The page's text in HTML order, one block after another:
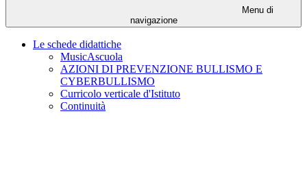
Menu di
navigazione
Le schede didattiche
MusicAscuola
AZIONI DI PREVENZIONE BULLISMO E
CYBERBULLISMO
Curricolo verticale d'Istituto
Continuità